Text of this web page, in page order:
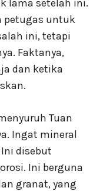
lama setelah ini.
petugas untuk
ini, tetapi
Faktanya,
dan ketika
Tuan
Ingat mineral
disebut
Ini berguna
granat, yang